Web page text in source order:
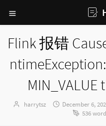
Flink 报错
Author：
harrytsz
发
December 6,
536